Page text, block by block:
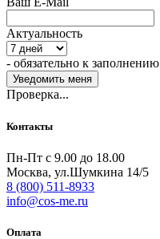
Актуальность
- обязательно к заполнению
Проверка...
Контакты
Пн-Пт с 9.00 до 18.00
Москва, ул.Шумкина 14/5
8 (800) 511-8933
info@cos-me.ru
Оплата